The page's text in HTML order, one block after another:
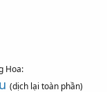
Hoa:
(dịch lại toàn phần)